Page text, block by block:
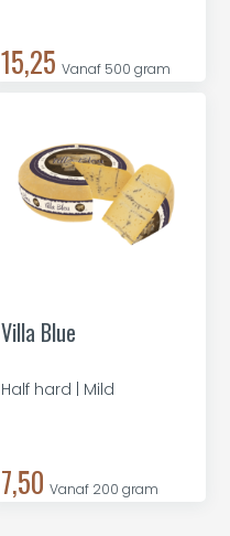
15,25 Vanaf 500 gram
Villa Blue
Half hard | Mild
7,50 Vanaf 200 gram